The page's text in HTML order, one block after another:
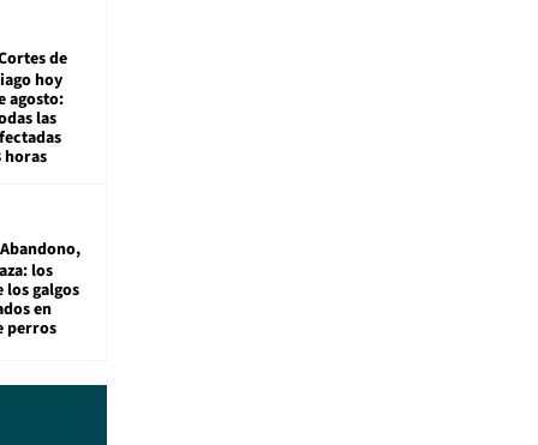
de
hoy
agosto:
las
horas
Abandono,
los
los galgos
en
perros